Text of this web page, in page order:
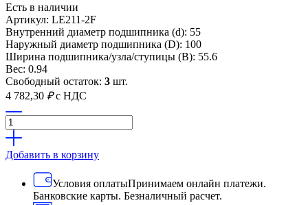
Есть в наличии
Артикул: LE211-2F
Внутренний диаметр подшипника (d): 55
Наружный диаметр подшипника (D): 100
Ширина подшипника/узла/ступицы (B): 55.6
Вес: 0.94
Свободный остаток: 3 шт.
4 782,30 ₽ с НДС
Добавить в корзину
Условия оплатыПринимаем онлайн платежи.
Банковские карты. Безналичный расчет.